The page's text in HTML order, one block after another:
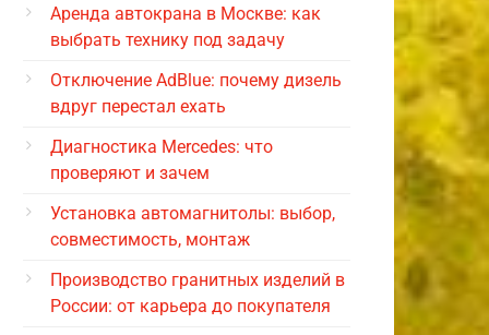
Аренда автокрана в Москве: как
выбрать технику под задачу
Отключение AdBlue: почему дизель
вдруг перестал ехать
Диагностика Mercedes: что
проверяют и зачем
Установка автомагнитолы: выбор,
совместимость, монтаж
Производство гранитных изделий в
России: от карьера до покупателя